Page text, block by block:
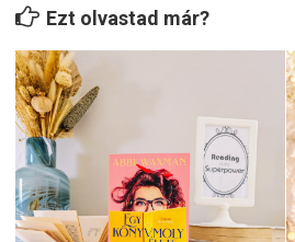
Ezt olvastad már?